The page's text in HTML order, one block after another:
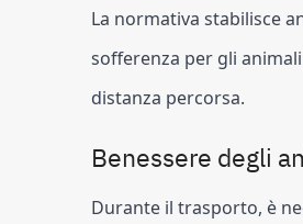
La normativa stabilisce
sofferenza per gli
distanza percorsa.
Benessere degli
Durante il trasporto, è